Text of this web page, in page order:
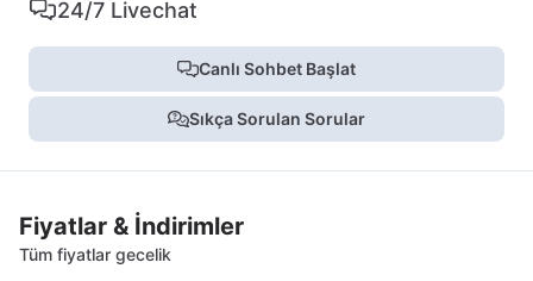
24/7 Livechat
Canlı Sohbet Başlat
Sıkça Sorulan Sorular
Fiyatlar & İndirimler
Tüm fiyatlar gecelik